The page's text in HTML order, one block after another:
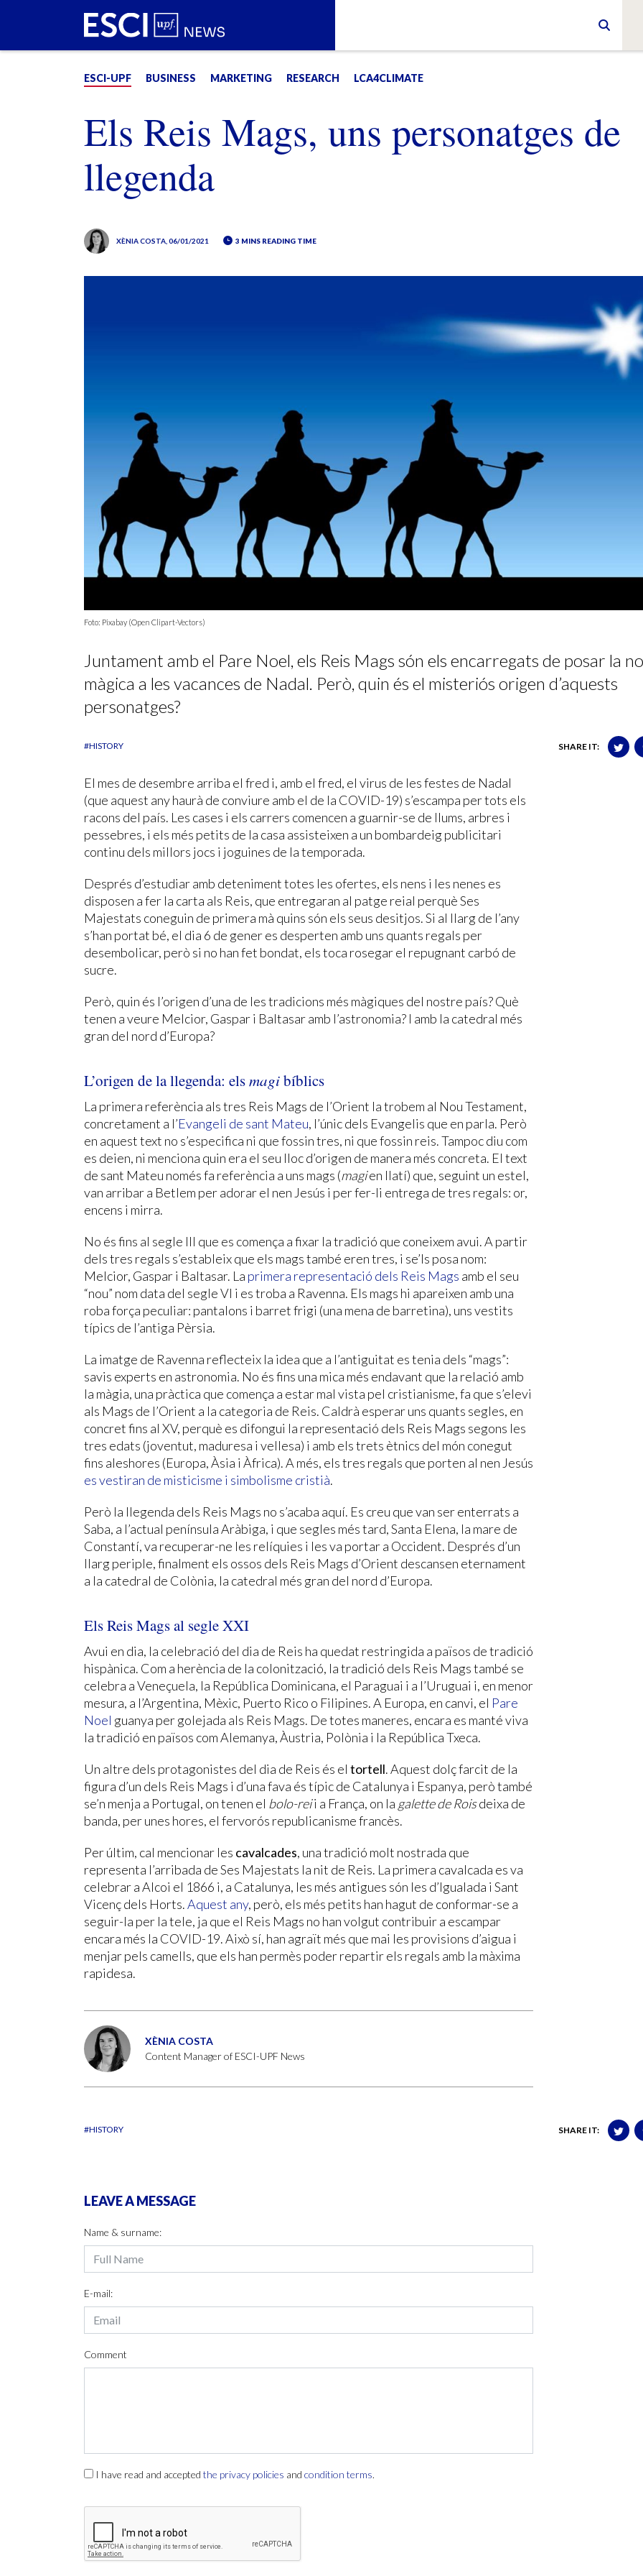
ESCI-UPF BUSINESS MARKETING RESEARCH LCA4CLIMATE
Els Reis Mags, uns personatges de
llegenda
XÈNIA COSTA , 06/01/2021 3 MINS READING TIME
Foto: Pixabay (Open Clipart-Vectors)
Juntament amb el Pare Noel, els Reis Mags són els encarregats de posar la
màgica a les vacances de Nadal. Però, quin és el misteriós origen d’aquests
personatges?
#HISTORY SHARE IT:
El mes de desembre arriba el fred i, amb el fred, el virus de les festes de Nadal
(que aquest any haurà de conviure amb el de la COVID-19) s’escampa per tots els
racons del país. Les cases i els carrers comencen a guarnir-se de llums, arbres i
pessebres, i els més petits de la casa assisteixen a un bombardeig publicitari
continu dels millors jocs i joguines de la temporada.
Després d’estudiar amb deteniment totes les ofertes, els nens i les nenes es
disposen a fer la carta als Reis, que entregaran al patge reial perquè Ses
Majestats coneguin de primera mà quins són els seus desitjos. Si al llarg de l’any
s’han portat bé, el dia 6 de gener es desperten amb uns quants regals per
desembolicar, però si no han fet bondat, els toca rosegar el repugnant carbó de
sucre.
Però, quin és l’origen d’una de les tradicions més màgiques del nostre país? Què
tenen a veure Melcior, Gaspar i Baltasar amb l’astronomia? I amb la catedral més
gran del nord d’Europa?
L’origen de la llegenda: elsmagibíblics
La primera referència als tres Reis Mags de l’Orient la trobem al Nou Testament,
concretament a l’Evangeli de sant Mateu, l’únic dels Evangelis que en parla. Però
en aquest text no s’especifica ni que fossin tres, ni que fossin reis. Tampoc diu com
es deien, ni menciona quin era el seu lloc d’origen de manera més concreta. El text
de sant Mateu només fa referència a uns mags (magien llatí) que, seguint un estel,
van arribar a Betlem per adorar el nen Jesús i per fer-li entrega de tres regals: or,
encens i mirra.
No és fins al segle III que es comença a fixar la tradició que coneixem avui. A partir
dels tres regals s’estableix que els mags també eren tres, i se’ls posa nom:
Melcior, Gaspar i Baltasar. La primera representació dels Reis Mags amb el seu
“nou” nom data del segle VI i es troba a Ravenna. Els mags hi apareixen amb una
roba força peculiar: pantalons i barret frigi (una mena de barretina), uns vestits
típics de l’antiga Pèrsia.
La imatge de Ravenna reflecteix la idea que a l’antiguitat es tenia dels “mags”:
savis experts en astronomia. No és fins una mica més endavant que la relació amb
la màgia, una pràctica que comença a estar mal vista pel cristianisme, fa que s’elevi
als Mags de l’Orient a la categoria de Reis. Caldrà esperar uns quants segles, en
concret fins al XV, perquè es difongui la representació dels Reis Mags segons les
tres edats (joventut, maduresa i vellesa) i amb els trets ètnics del món conegut
fins aleshores (Europa, Àsia i Àfrica). A més, els tres regals que porten al nen Jesús
es vestiran de misticisme i simbolisme cristià.
Però la llegenda dels Reis Mags no s’acaba aquí. Es creu que van ser enterrats a
Saba, a l’actual península Aràbiga, i que segles més tard, Santa Elena, la mare de
Constantí, va recuperar-ne les relíquies i les va portar a Occident. Després d’un
llarg periple, finalment els ossos dels Reis Mags d’Orient descansen eternament
a la catedral de Colònia, la catedral més gran del nord d’Europa.
Els Reis Mags al segle XXI
Avui en dia, la celebració del dia de Reis ha quedat restringida a països de tradició
hispànica. Com a herència de la colonització, la tradició dels Reis Mags també se
celebra a Veneçuela, la República Dominicana, el Paraguai i a l’Uruguai i, en menor
mesura, a l’Argentina, Mèxic, Puerto Rico o Filipines. A Europa, en canvi, el Pare
Noel guanya per golejada als Reis Mags. De totes maneres, encara es manté viva
la tradició en països com Alemanya, Àustria, Polònia i la República Txeca.
Un altre dels protagonistes del dia de Reis és el tortell. Aquest dolç farcit de la
figura d’un dels Reis Mags i d’una fava és típic de Catalunya i Espanya, però també
se’n menja a Portugal, on tenen el bolo-reii a França, on la galette de Roisdeixa de
banda, per unes hores, el fervorós republicanisme francès.
Per últim, cal mencionar les cavalcades, una tradició molt nostrada que
representa l’arribada de Ses Majestats la nit de Reis. La primera cavalcada es va
celebrar a Alcoi el 1866 i, a Catalunya, les més antigues són les d’Igualada i Sant
Vicenç dels Horts.Aquest any, però, els més petits han hagut de conformar-se a
seguir-la per la tele, ja que el Reis Mags no han volgut contribuir a escampar
encara més la COVID-19. Això sí, han agraït més que mai les provisions d’aigua i
menjar pels camells, que els han permès poder repartir els regals amb la màxima
rapidesa.
XÈNIA COSTA
Content Manager of ESCI-UPF News
#HISTORY SHARE IT:
LEAVE A MESSAGE
Name & surname:
E-mail:
Comment
I have read and accepted the privacy policies and condition terms.